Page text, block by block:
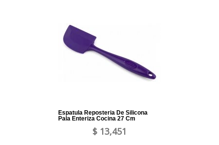
Espatula Reposteria De Silicona
Pala Enteriza Cocina 27 Cm
$ 13,451